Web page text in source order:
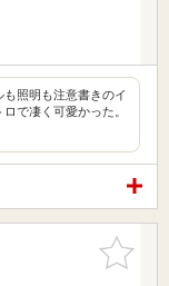
照明も注意書きのイ
で凄く可愛かった。
お気に入
りに追加